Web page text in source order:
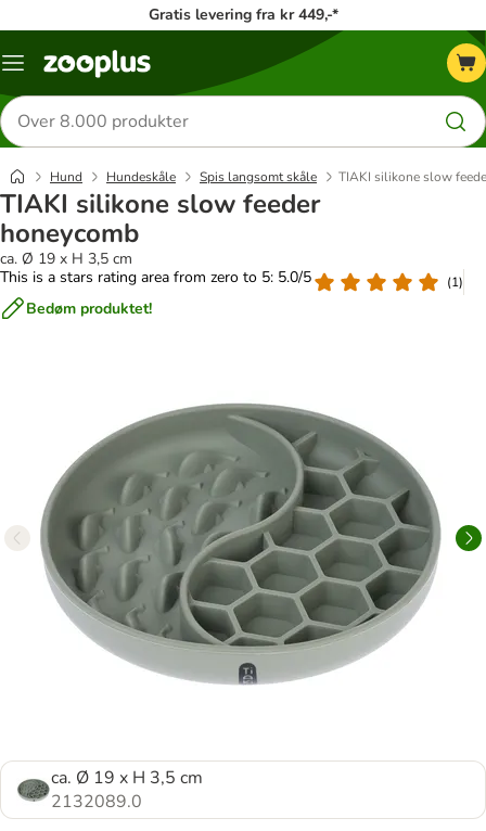
Gratis levering fra kr 449,-*
Menu
Søg
efter
produkter
Hund Hundeskåle Spis langsomt skåle TIAKI silikone slow
TIAKI silikone slow feeder
honeycomb
ca. Ø 19 x H 3,5 cm
This is a stars rating area from zero to 5: 5.0/5
(1)
Bedøm produktet!
ca. Ø 19 x H 3,5 cm
2132089.0